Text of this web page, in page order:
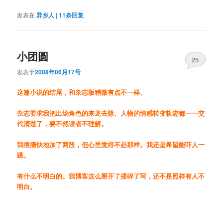
发表在异乡人 |11条回复
小团圆
发表于2008年06月17号
25
这篇小说的结尾，和杂志版稍微有点不一样。
杂志要求我把出场角色的来龙去脉、人物的情感转变轨迹都一一交
代清楚了，要不然读者不理解。
我很痛快地加了两段，但心里觉得不必那样。我还是希望能吓人一
跳。
有什么不明白的。我博客这么掰开了揉碎了写，还不是照样有人不
明白。